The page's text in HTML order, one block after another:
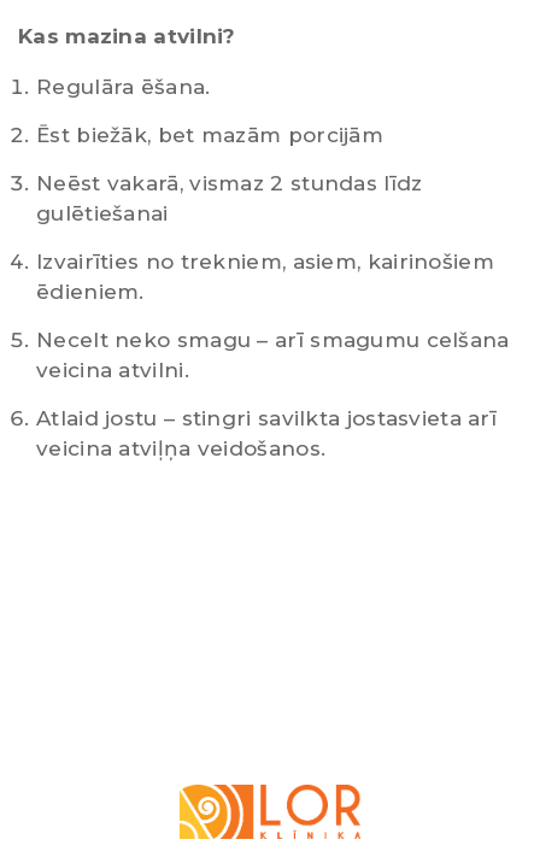
Kas mazina atvilni?
Regulāra ēšana.
Ēst biežāk, bet mazām porcijām
Neēst vakarā, vismaz 2 stundas līdz
gulētiešanai
Izvairīties no trekniem, asiem, kairinošiem
ēdieniem.
Necelt neko smagu – arī smagumu celšana
veicina atvilni.
Atlaid jostu – stingri savilkta jostasvieta arī
veicina atviļņa veidošanos.